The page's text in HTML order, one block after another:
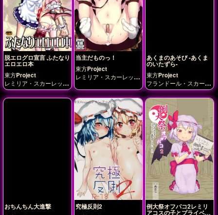
脱エログロ宣言 ふたなり
エロエロ本
東方Project
レミリア・スカーレッ
ト 十六夜咲夜
当主だものっ！
東方Project
レミリア・スカーレッ
あくまのあそび -あくま
のいたずら-
東方Project
フランドール・スカーレ
ット レミリア・スカー
レット
おちんちん大進撃 究極反則2 例大祭オフパコ2レミリ
アコスの子とプライベー